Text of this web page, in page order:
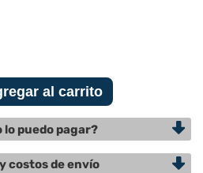
lo puedo pagar?
costos de envío